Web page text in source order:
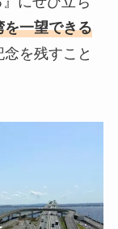
を一望できる
を残すこと